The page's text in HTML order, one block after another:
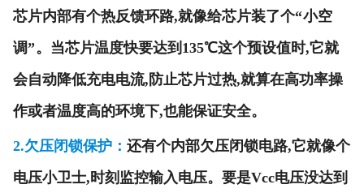
芯片内部有个热反馈环路,就像给芯片装了个“小空
调”。当芯片温度快要达到135℃这个预设值时,它就
会自动降低充电电流,防止芯片过热,就算在高功率操
作或者温度高的环境下,也能保证安全。
2.欠压闭锁保护： 还有个内部欠压闭锁电路,它就像个
电压小卫士,时刻监控输入电压。要是Vcc电压没达到